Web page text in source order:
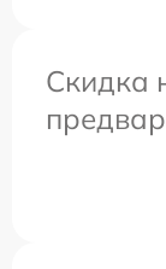
Скидка